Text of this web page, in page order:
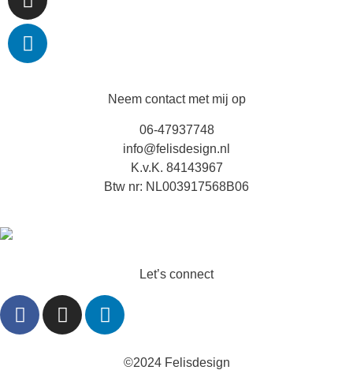
Neem contact met mij op
06-47937748
info@felisdesign.nl
K.v.K. 84143967
Btw nr: NL003917568B06
Let’s connect
©2024 Felisdesign